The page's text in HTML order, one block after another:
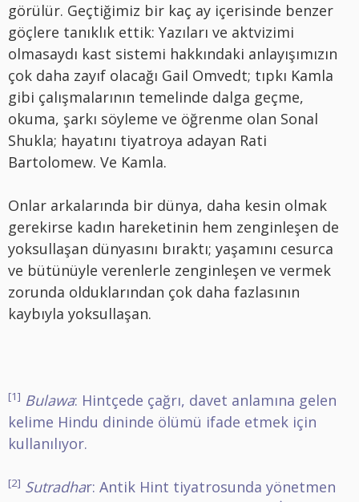
görülür. Geçtiğimiz bir kaç ay içerisinde benzer
göçlere tanıklık ettik: Yazıları ve aktvizimi
olmasaydı kast sistemi hakkındaki anlayışımızın
çok daha zayıf olacağı Gail Omvedt; tıpkı Kamla
gibi çalışmalarının temelinde dalga geçme,
okuma, şarkı söyleme ve öğrenme olan Sonal
Shukla; hayatını tiyatroya adayan Rati
Bartolomew. Ve Kamla.
Onlar arkalarında bir dünya, daha kesin olmak
gerekirse kadın hareketinin hem zenginleşen de
yoksullaşan dünyasını bıraktı; yaşamını cesurca
ve bütünüyle verenlerle zenginleşen ve vermek
zorunda olduklarından çok daha fazlasının
kaybıyla yoksullaşan.
[1] Bulawa: Hintçede çağrı, davet anlamına gelen
kelime Hindu dininde ölümü ifade etmek için
kullanılıyor.
[2] Sutradhar: Antik Hint tiyatrosunda yönetmen